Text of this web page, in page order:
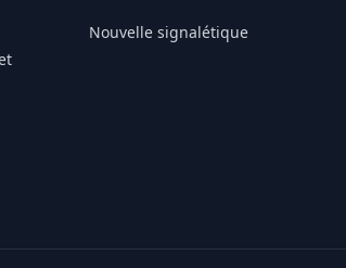
Nouvelle signalétique